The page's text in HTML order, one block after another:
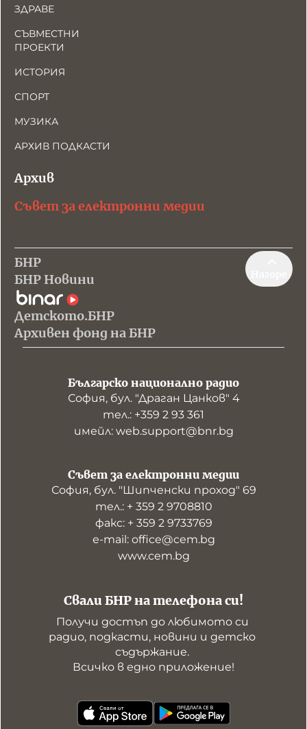
ЗДРАВЕ
СЪВМЕСТНИ
ПРОЕКТИ
ИСТОРИЯ
СПОРТ
МУЗИКА
АРХИВ ПОДКАСТИ
Архив
Съвет за електронни медии
БНР
БНР Новини
Детското.БНР
Архивен фонд на БНР
Българско национално радио
София, бул. "Драган Цанков" 4
тел.: +359 2 93 361
имейл: web.support@bnr.bg
Свали БНР на телефона си!
Получи достъп до любимото си
радио, подкасти, новини и детско
съдържание.
Всичко в едно приложение!
Съвет за електронни медии
София, бул. "Шипченски проход" 69
тел.: + 359 2 9708810
факс: + 359 2 9733769
е-mail: office@cem.bg
www.cem.bg